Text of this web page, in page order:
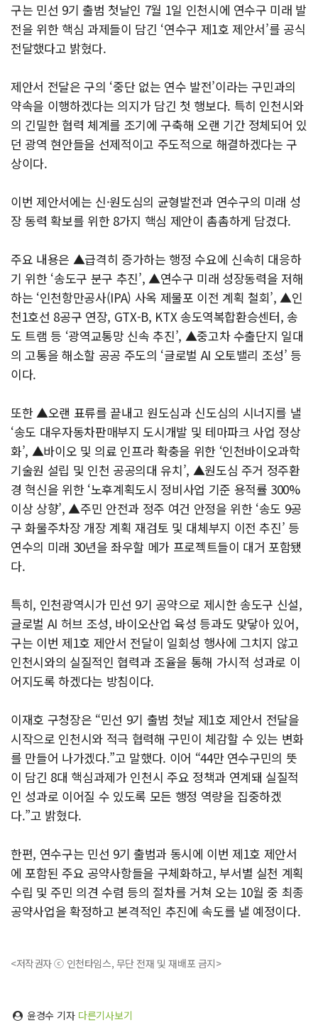
구는 민선 9기 출범 첫날인 7월 1일 인천시에 연수구 미래 발
전을 위한 핵심 과제들이 담긴 ‘연수구 제1호 제안서’를 공식
전달했다고 밝혔다.
제안서 전달은 구의 ‘중단 없는 연수 발전’이라는 구민과의
약속을 이행하겠다는 의지가 담긴 첫 행보다. 특히 인천시와
의 긴밀한 협력 체계를 조기에 구축해 오랜 기간 정체되어 있
던 광역 현안들을 선제적이고 주도적으로 해결하겠다는 구
상이다.
이번 제안서에는 신·원도심의 균형발전과 연수구의 미래 성
장 동력 확보를 위한 8가지 핵심 제안이 촘촘하게 담겼다.
주요 내용은 ▲급격히 증가하는 행정 수요에 신속히 대응하
기 위한 ‘송도구 분구 추진’, ▲연수구 미래 성장동력을 저해
하는 ‘인천항만공사(IPA) 사옥 제물포 이전 계획 철회’, ▲인
천1호선 8공구 연장, GTX-B, KTX 송도역복합환승센터, 송
도 트램 등 ‘광역교통망 신속 추진’, ▲중고차 수출단지 일대
의 고통을 해소할 공공 주도의 ‘글로벌 AI 오토밸리 조성’ 등
이다.
또한 ▲오랜 표류를 끝내고 원도심과 신도심의 시너지를 낼
‘송도 대우자동차판매부지 도시개발 및 테마파크 사업 정상
화’, ▲바이오 및 의료 인프라 확충을 위한 ‘인천바이오과학
기술원 설립 및 인천 공공의대 유치’, ▲원도심 주거 정주환
경 혁신을 위한 ‘노후계획도시 정비사업 기준 용적률 300%
이상 상향’, ▲주민 안전과 정주 여건 안정을 위한 ‘송도 9공
구 화물주차장 개장 계획 재검토 및 대체부지 이전 추진’ 등
연수의 미래 30년을 좌우할 메가 프로젝트들이 대거 포함됐
다.
특히, 인천광역시가 민선 9기 공약으로 제시한 송도구 신설,
글로벌 AI 허브 조성, 바이오산업 육성 등과도 맞닿아 있어,
구는 이번 제1호 제안서 전달이 일회성 행사에 그치지 않고
인천시와의 실질적인 협력과 조율을 통해 가시적 성과로 이
어지도록 하겠다는 방침이다.
이재호 구청장은 “민선 9기 출범 첫날 제1호 제안서 전달을
시작으로 인천시와 적극 협력해 구민이 체감할 수 있는 변화
를 만들어 나가겠다.”고 말했다. 이어 “44만 연수구민의 뜻
이 담긴 8대 핵심과제가 인천시 주요 정책과 연계돼 실질적
인 성과로 이어질 수 있도록 모든 행정 역량을 집중하겠
다.”고 밝혔다.
한편, 연수구는 민선 9기 출범과 동시에 이번 제1호 제안서
에 포함된 주요 공약사항들을 구체화하고, 부서별 실천 계획
수립 및 주민 의견 수렴 등의 절차를 거쳐 오는 10월 중 최종
공약사업을 확정하고 본격적인 추진에 속도를 낼 예정이다.
<저작권자 ⓒ 인천타임스, 무단 전재 및 재배포 금지>
윤경수 기자 다른기사보기